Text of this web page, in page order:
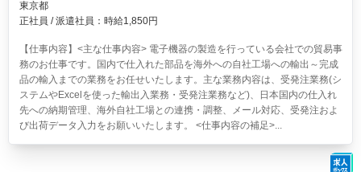
東京都
正社員 / 派遣社員：時給1,850円
【仕事内容】<主な仕事内容> 電子機器の製造を行っている会社での貿易事
務のお仕事です。国内で仕入れた部品を海外への自社工場への輸出～完成
品の輸入までの業務をお任せいたします。主な業務内容は、受発注業務(シ
ステムやExcelを使った輸出入業務・受発注業務など)、日本国内の仕入れ
先への納期管理、海外自社工場との連携・調整、メール対応、受発注およ
び出荷データ入力をお願いいたします。 <仕事内容の補足>...